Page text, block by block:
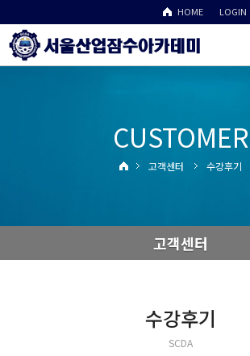
HOME LOGIN
CUSTOMER
고객센터 수강후기
고객센터
수강후기
SCDA